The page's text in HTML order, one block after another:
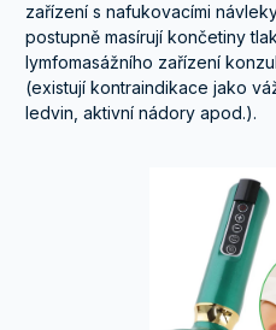
zařízení s nafukovacími
postupně masírují končetiny
lymfomasážního zařízení
(existují kontraindikace jako
ledvin, aktivní nádory apod.).